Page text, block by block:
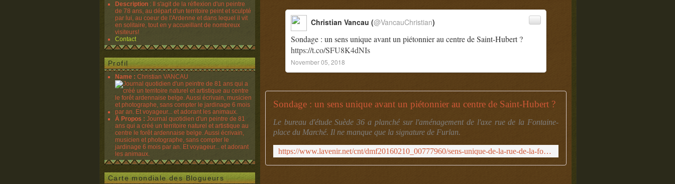
Description : Il s'agit de la réflexion d'un peintre
de 78 ans, au départ d'un territoire peint et sculpté
par lui, au coeur de l'Ardenne et dans lequel il vit
en solitaire, tout en y accueillant de nombreux
visiteurs!
Contact
Profil
Name : Christian VANCAU
À Propos : Journal quotidien d'un peintre de 81
ans qui a créé un territoire naturel et artistique au
centre le forêt ardennaise belge. Aussi écrivain,
musicien et photographe, sans compter le
jardinage 6 mois par an. Et voyageur... et adorant
les animaux.
Carte mondiale des Blogueurs
Sondage : un sens unique avant un piétonnier au centre de Saint-Hubert ?
https://t.co/SFU8K4dNIs
Christian Vancau (@VancauChristian)
November 05, 2018
Sondage : un sens unique avant un piétonnier au centre de Saint-Hubert ?
Le bureau d'étude Suède 36 a planché sur l'aménagement de l'axe rue de la Fontaine-
place du Marché. Il ne manque que la signature de Furlan.
https://www.lavenir.net/cnt/dmf20160210_00777960/sens-unique-de-la-rue-de-la-fontaine-a-la-place-du-marche